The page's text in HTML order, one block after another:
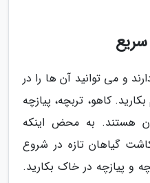
و می توانید آن ها را در
کاهو، تربچه، پیازچه
هستند. به محض اینکه
گیاهان تازه در شروع
و پیازچه در خاک بکارید.